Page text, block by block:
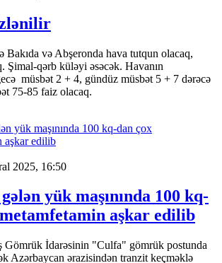
Bakıda və Abşeronda hava tutqun olacaq,
Şimal-qərb küləyi əsəcək. Havanın
müsbət 2 + 4, gündüz müsbət 5 + 7 dərəcə
75-85 faiz olacaq.
2025, 16:50
yük maşınında 100 kq-
aşkar edilib
Gömrük İdarəsinin "Culfa" gömrük postunda
Azərbaycan ərazisindən tranzit keçməklə